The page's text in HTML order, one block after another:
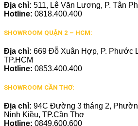
Địa chỉ: 511, Lê Văn Lương, P. Tân
Hotline: 0818.400.400
SHOWROOM QUẬN 2 – HCM:
Địa chỉ: 669 Đỗ Xuân Hợp, P. Phước
TP.HCM
Hotline: 0853.400.400
SHOWROOM CẦN THƠ:
Địa chỉ: 94C Đường 3 tháng 2,
Ninh Kiều, TP.Cần Thơ
Hotline: 0849.600.600